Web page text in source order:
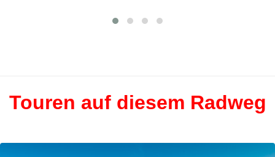
Touren auf diesem Radweg